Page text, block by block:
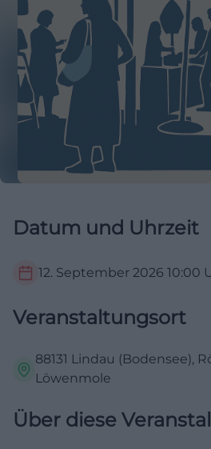
Datum und Uhrzeit
12. September 2026 10:00
Veranstaltungsort
88131 Lindau (Bodensee),
Löwenmole
Über diese